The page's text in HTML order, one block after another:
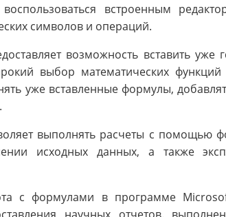
встроенным
символов и операций.
возможность вставить уже
выбор математических
уже вставленные формулы,
выполнять расчеты с помощью
исходных данных, а также
с формулами в программе